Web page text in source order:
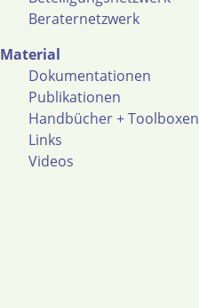
Beraternetzwerk
Material
Dokumentationen
Publikationen
Handbücher + Toolboxen
Links
Videos